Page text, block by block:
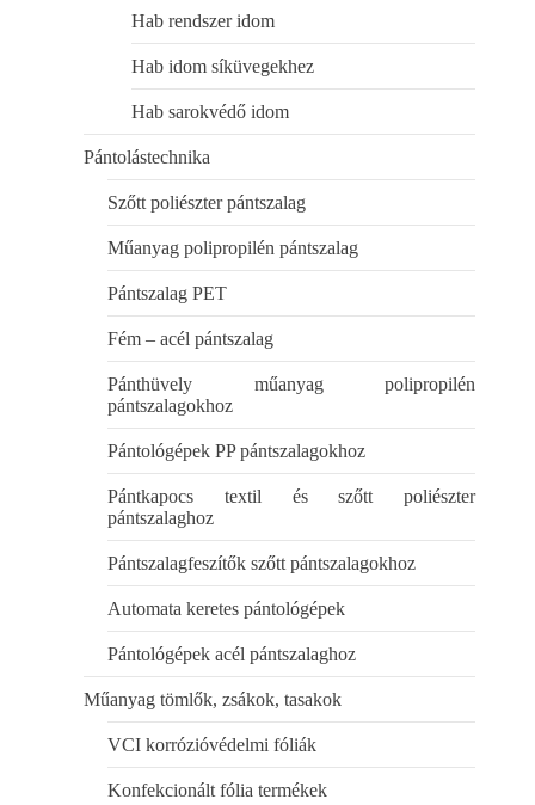
Hab rendszer idom
Hab idom síküvegekhez
Hab sarokvédő idom
Pántolástechnika
Szőtt poliészter pántszalag
Műanyag polipropilén pántszalag
Pántszalag PET
Fém – acél pántszalag
Pánthüvely műanyag polipropilén
pántszalagokhoz
Pántológépek PP pántszalagokhoz
Pántkapocs textil és szőtt poliészter
pántszalaghoz
Pántszalagfeszítők szőtt pántszalagokhoz
Automata keretes pántológépek
Pántológépek acél pántszalaghoz
Műanyag tömlők, zsákok, tasakok
VCI korrózióvédelmi fóliák
Konfekcionált fólia termékek